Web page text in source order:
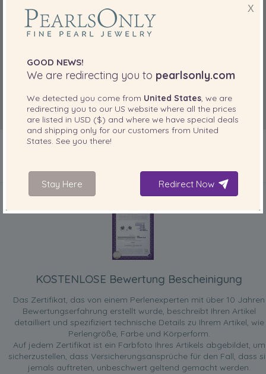
IN IHREM PRODUKT ENTHALTEN
KOSTENLOSE Bewertung Bescheinigung
Das Zertifikat, das von einem Perlenexperten mit über 10 Jahren
Bewertungserfahrung erstellt wurde, beschreibt Ihren Artikel
detailliert und spezifiziert technische Details zu Ihrem Artikel, wie
Perlengröße, Farbe und Körperform.
Auf jedem Zertifikat ist ein Farbfoto Ihres Artikels abgebildet, um
sicherzustellen, dass Versicherungsansprüche für den Fall, dass
jemals auftreten, unbeschwert geltend gemacht werden.
X
GOOD NEWS!
We are redirecting you to pearlsonly.com
We detected you come from United States, we are
redirecting you to our US website where all the prices
are listed in USD ($) and where we have special deals
and shipping only for our customers from United
States. See you there!
Stay Here Redirect Now